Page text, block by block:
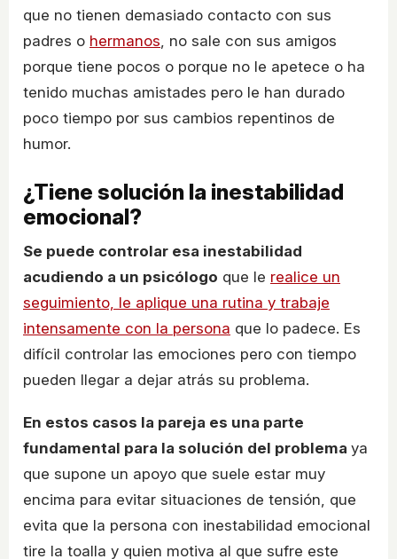
que no tienen demasiado contacto con sus
padres o hermanos, no sale con sus amigos
porque tiene pocos o porque no le apetece o ha
tenido muchas amistades pero le han durado
poco tiempo por sus cambios repentinos de
humor.
¿Tiene solución la inestabilidad
emocional?
Se puede controlar esa inestabilidad
acudiendo a un psicólogo que le realice un
seguimiento, le aplique una rutina y trabaje
intensamente con la persona que lo padece. Es
difícil controlar las emociones pero con tiempo
pueden llegar a dejar atrás su problema.
En estos casos la pareja es una parte
fundamental para la solución del problema ya
que supone un apoyo que suele estar muy
encima para evitar situaciones de tensión, que
evita que la persona con inestabilidad emocional
tire la toalla y quien motiva al que sufre este